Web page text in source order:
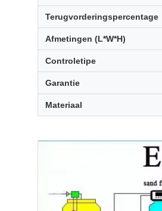
Terugvorderingspercentage
Afmetingen (L*W*H)
Controletipe
Garantie
Materiaal